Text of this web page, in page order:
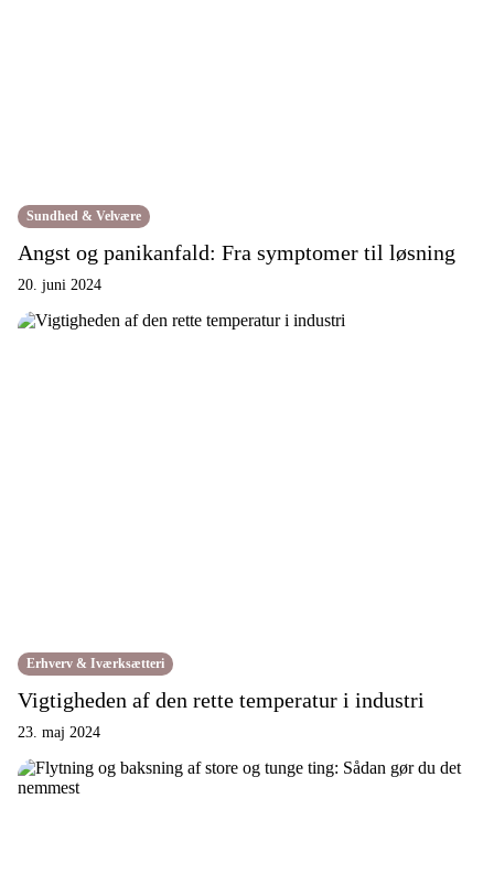
Sundhed & Velvære
Angst og panikanfald: Fra symptomer til løsning
20. juni 2024
Erhverv & Iværksætteri
Vigtigheden af den rette temperatur i industri
23. maj 2024